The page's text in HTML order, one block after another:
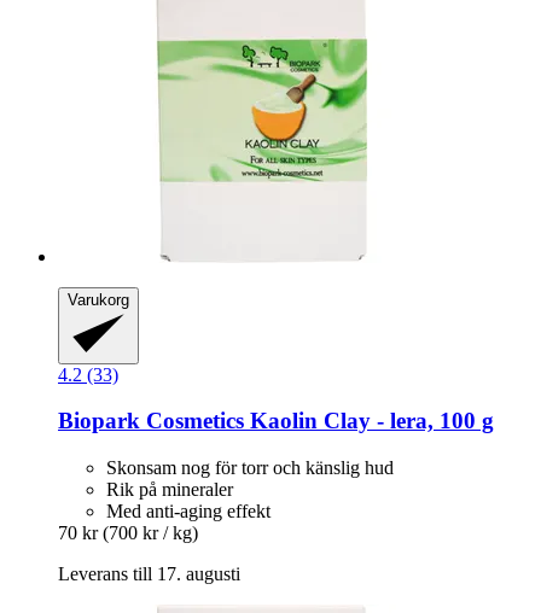
Varukorg
4.2 (33)
Biopark Cosmetics Kaolin Clay -​ lera, 100 g
Skonsam nog för torr och känslig hud
Rik på mineraler
Med anti-aging effekt
70 kr (700 kr / kg)
Leverans till 17. augusti